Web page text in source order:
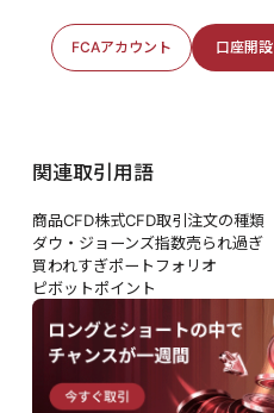
FCAアカウント 口座開設
関連取引用語
商品CFD株式CFD取引注文の種類
ダウ・ジョーンズ指数売られ過ぎ
買われすぎポートフォリオ
ピボットポイント